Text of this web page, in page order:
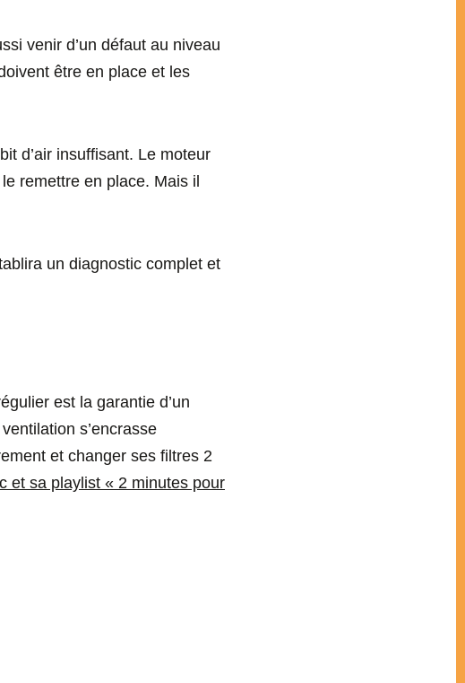
venir d’un défaut au niveau
être en place et les
d’air insuffisant. Le moteur
remettre en place. Mais il
un diagnostic complet et
est la garantie d’un
s’encrasse
et changer ses filtres 2
et sa playlist « 2 minutes pour